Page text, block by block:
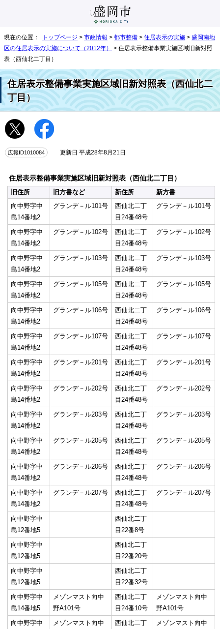
現在の位置： トップページ > 市政情報 > 都市整備 > 住居表示の実施 > 盛岡南地
区の住居表示の実施について（2012年）
> 住居表示整備事業実施区域旧新対照
表（西仙北二丁目）
住居表示整備事業実施区域旧新対照表（西仙北二
丁目）
広報ID1010084 更新日 平成28年8月21日
住居表示整備事業実施区域旧新対照表（西仙北二丁目）
旧住所
旧方書など 新住所
新方書
向中野字中
島14番地2
グランデ－ル101号
西仙北二丁
目24番48号
グランデ－ル101号
向中野字中
島14番地2
グランデ－ル102号
西仙北二丁
目24番48号
グランデ－ル102号
向中野字中
島14番地2
グランデ－ル103号
西仙北二丁
目24番48号
グランデ－ル103号
向中野字中
島14番地2
グランデ－ル105号
西仙北二丁
目24番48号
グランデ－ル105号
向中野字中
島14番地2
グランデ－ル106号
西仙北二丁
目24番48号
グランデ－ル106号
向中野字中
島14番地2
グランデ－ル107号
西仙北二丁
目24番48号
グランデ－ル107号
向中野字中
島14番地2
グランデ－ル201号
西仙北二丁
目24番48号
グランデ－ル201号
向中野字中
島14番地2
グランデ－ル202号
西仙北二丁
目24番48号
グランデ－ル202号
向中野字中
島14番地2
グランデ－ル203号
西仙北二丁
目24番48号
グランデ－ル203号
向中野字中
島14番地2
グランデ－ル205号
西仙北二丁
目24番48号
グランデ－ル205号
向中野字中
島14番地2
グランデ－ル206号
西仙北二丁
目24番48号
グランデ－ル206号
向中野字中
島14番地2
グランデ－ル207号
西仙北二丁
目24番48号
グランデ－ル207号
向中野字中
島12番地5
西仙北二丁
目22番8号
向中野字中
島12番地5
西仙北二丁
目22番20号
向中野字中
島12番地5
西仙北二丁
目22番32号
向中野字中
島14番地5
メゾンマスト向中
野A101号
西仙北二丁
目24番10号
メゾンマスト向中
野A101号
向中野字中
メゾンマスト向中
西仙北二丁
メゾンマスト向中